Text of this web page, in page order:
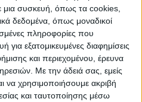
συσκευή, όπως τα cookies,
δεδομένα, όπως μοναδικοί
πληροφορίες που
εξατομικευμένες διαφημίσεις
και περιεχομένου, έρευνα
Με την άδειά σας, εμείς
να χρησιμοποιήσουμε ακριβή
και ταυτοποίησης μέσω
επίσης ότι η
αναβάτη για το
με τον Tarran
του και να αγωνίζεται
Superbike,όπως